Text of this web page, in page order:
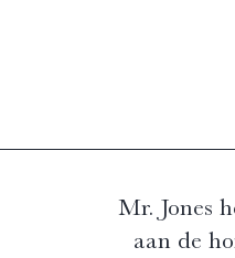
Mr. Jones
aan de